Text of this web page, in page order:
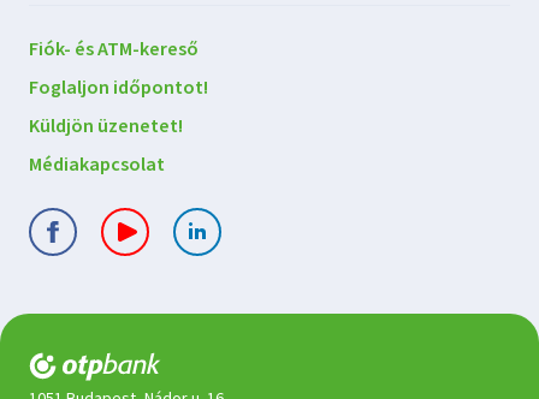
Lépjen
kapcsolatba
velünk
Fiók- és ATM-kereső
Foglaljon időpontot!
Küldjön üzenetet!
Médiakapcsolat